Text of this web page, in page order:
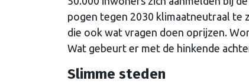
pogen tegen 2030 klimaatneutraal te
die ook wat vragen doen oprijzen.
Wat gebeurt er met de hinkende
Slimme steden